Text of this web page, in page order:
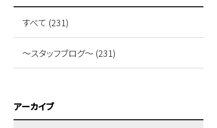
すべて (231)
～スタッフブログ～ (231)
アーカイブ